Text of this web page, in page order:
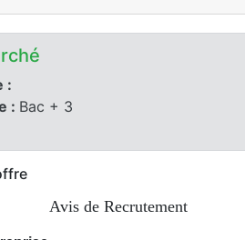
:
: Bac + 3
Avis de Recrutement